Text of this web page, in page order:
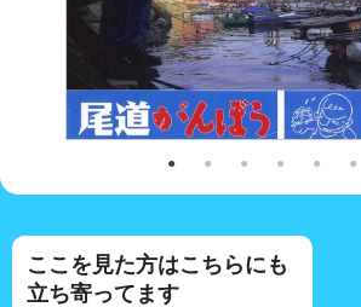
ここを見た方はこちらにも
立ち寄ってます